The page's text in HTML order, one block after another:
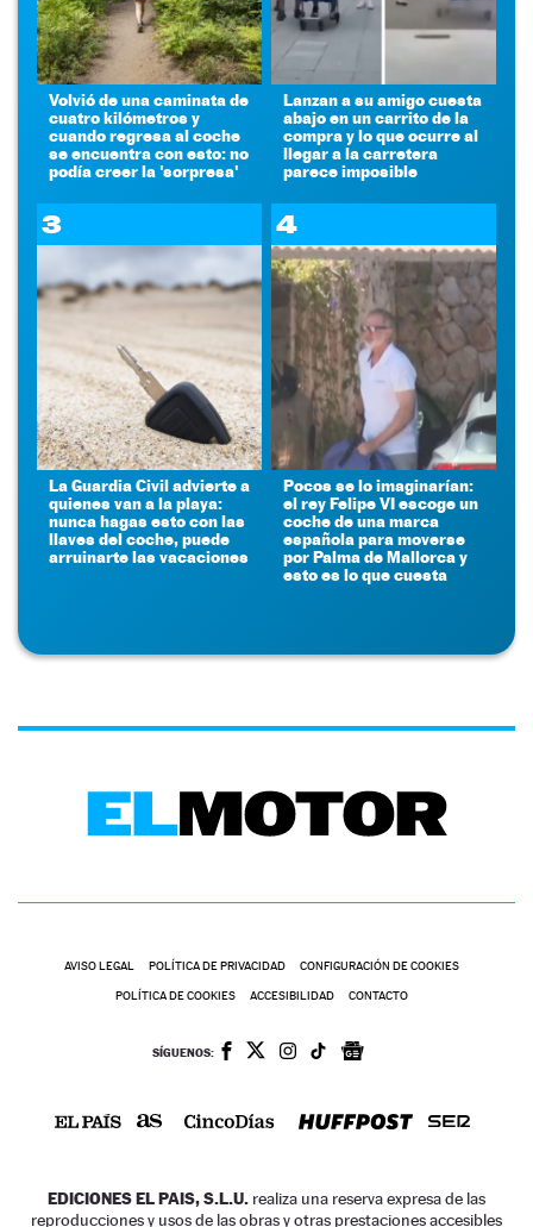
Volvió de una caminata de
cuatro kilómetros y
cuando regresa al coche
se encuentra con esto: no
podía creer la 'sorpresa'
Lanzan a su amigo cuesta
abajo en un carrito de la
compra y lo que ocurre al
llegar a la carretera
parece imposible
3
La Guardia Civil advierte a
quienes van a la playa:
nunca hagas esto con las
llaves del coche, puede
arruinarte las vacaciones
4
Pocos se lo imaginarían:
el rey Felipe VI escoge un
coche de una marca
española para moverse
por Palma de Mallorca y
esto es lo que cuesta
AVISO LEGAL POLÍTICA DE PRIVACIDAD CONFIGURACIÓN DE COOKIES
POLÍTICA DE COOKIES ACCESIBILIDAD CONTACTO
SÍGUENOS:
EDICIONES EL PAIS, S.L.U. realiza una reserva expresa de las
reproducciones y usos de las obras y otras prestaciones accesibles